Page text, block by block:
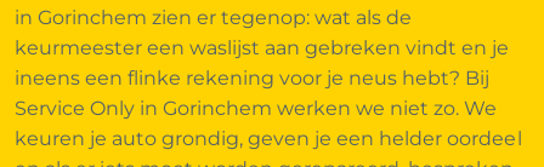
in Gorinchem zien er tegenop: wat als de
keurmeester een waslijst aan gebreken vindt en je
ineens een flinke rekening voor je neus hebt? Bij
Service Only in Gorinchem werken we niet zo. We
keuren je auto grondig, geven je een helder oordeel